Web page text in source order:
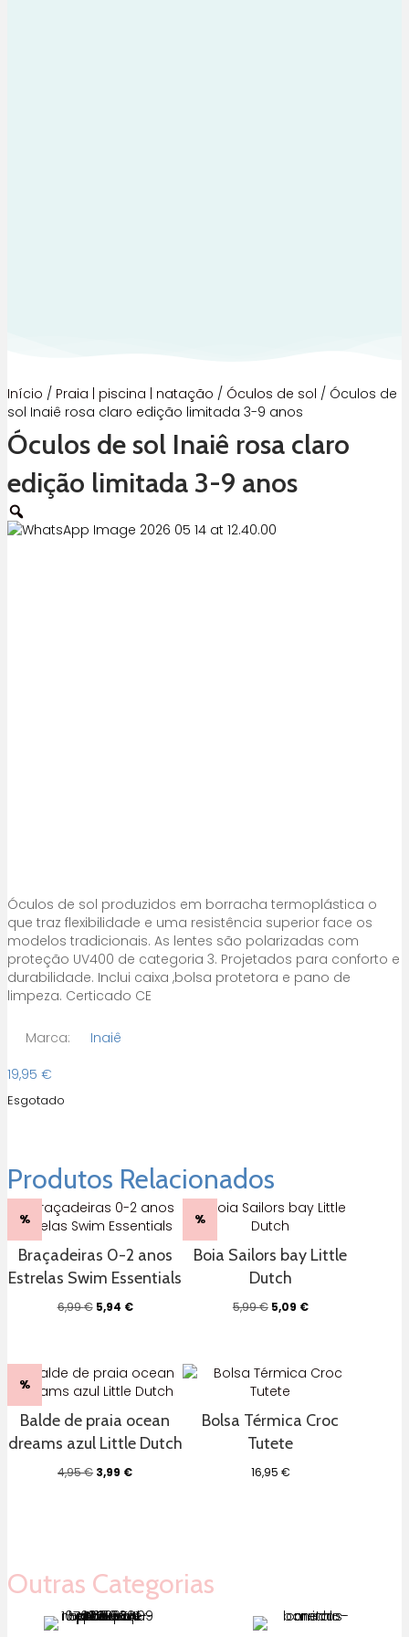
Início / Praia | piscina | natação / Óculos de sol / Óculos de
sol Inaiê rosa claro edição limitada 3-9 anos
Óculos de sol Inaiê rosa claro
edição limitada 3-9 anos
Óculos de sol produzidos em borracha termoplástica o
que traz flexibilidade e uma resistência superior face os
modelos tradicionais. As lentes são polarizadas com
proteção UV400 de categoria 3. Projetados para conforto e
durabilidade. Inclui caixa ,bolsa protetora e pano de
limpeza. Certicado CE
Marca:
Inaiê
19,95 €
Esgotado
Produtos Relacionados
%
Braçadeiras 0-2 anos
Estrelas Swim Essentials
6,99€ O
6,99 €.
5,94 €O
5,94 €.
%
Boia Sailors bay Little
Dutch
5,99€ O
5,99 €.
5,09 €O
5,09 €.
%
Balde de praia ocean
dreams azul Little Dutch
4,95€ O
3,99 €O
Bolsa Térmica Croc
Tutete
16,95 €
Outras Categorias